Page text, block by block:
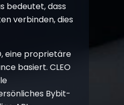
bedeutet, dass
verbinden, dies
eine proprietäre
basiert. CLEO
Bybit-